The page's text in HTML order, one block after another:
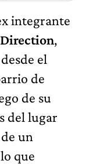
integrante
,
el
de
de su
del lugar
un
que